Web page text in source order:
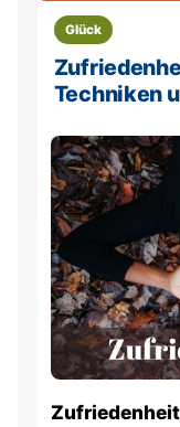
Glück
Techniken